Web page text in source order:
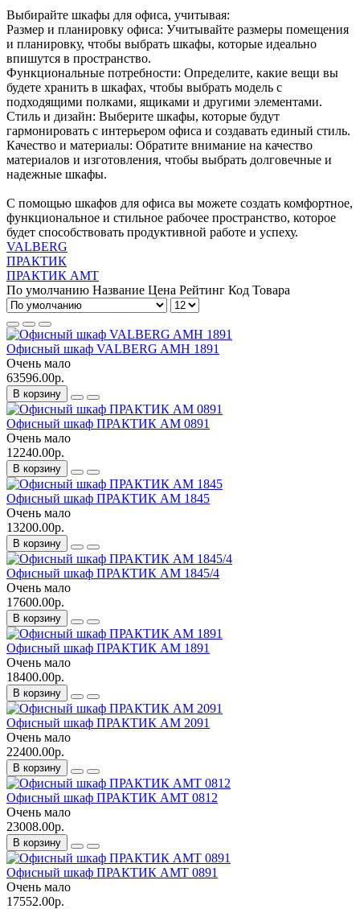
Выбирайте шкафы для офиса, учитывая:
Размер и планировку офиса: Учитывайте размеры помещения
и планировку, чтобы выбрать шкафы, которые идеально
впишутся в пространство.
Функциональные потребности: Определите, какие вещи вы
будете хранить в шкафах, чтобы выбрать модель с
подходящими полками, ящиками и другими элементами.
Стиль и дизайн: Выберите шкафы, которые будут
гармонировать с интерьером офиса и создавать единый стиль.
Качество и материалы: Обратите внимание на качество
материалов и изготовления, чтобы выбрать долговечные и
надежные шкафы.
С помощью шкафов для офиса вы можете создать комфортное,
функциональное и стильное рабочее пространство, которое
будет способствовать продуктивной работе и успеху.
VALBERG
ПРАКТИК
ПРАКТИК AMT
По умолчанию Название Цена Рейтинг Код Товара
Офисный шкаф VALBERG AMH 1891
Очень мало
63596.00р.
В корзину
Офисный шкаф ПРАКТИК AM 0891
Очень мало
12240.00р.
В корзину
Офисный шкаф ПРАКТИК AM 1845
Очень мало
13200.00р.
В корзину
Офисный шкаф ПРАКТИК AM 1845/4
Очень мало
17600.00р.
В корзину
Офисный шкаф ПРАКТИК AM 1891
Очень мало
18400.00р.
В корзину
Офисный шкаф ПРАКТИК AM 2091
Очень мало
22400.00р.
В корзину
Офисный шкаф ПРАКТИК AMT 0812
Очень мало
23008.00р.
В корзину
Офисный шкаф ПРАКТИК AMT 0891
Очень мало
17552.00р.